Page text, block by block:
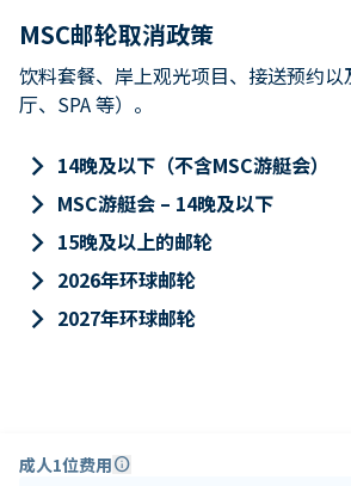
MSC邮轮取消政策
饮料套餐、岸上观光项目、接送预约
厅、SPA 等）。
keyboard_arrow_right 14晚及以下（不含MSC游艇会）
keyboard_arrow_right MSC游艇会 – 14晚及以下
keyboard_arrow_right 15晚及以上的邮轮
keyboard_arrow_right 2026年环球邮轮
keyboard_arrow_right 2027年环球邮轮
成人1位费用info